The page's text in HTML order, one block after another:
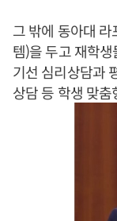
그 밖에 동아대 라
템)을 두고 재학
기선 심리상담과
상담 등 학생 맞